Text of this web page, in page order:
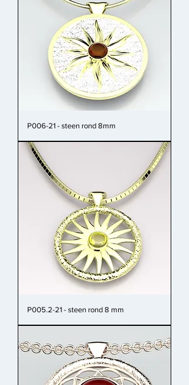
P006-21 - steen rond 8mm
P005.2-21 - steen rond 8 mm